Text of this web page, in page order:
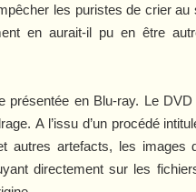
les puristes de crier
en aurait-il pu en être
en Blu-ray. Le
A l’issu d’un procédé
autres artefacts, les
directement sur les